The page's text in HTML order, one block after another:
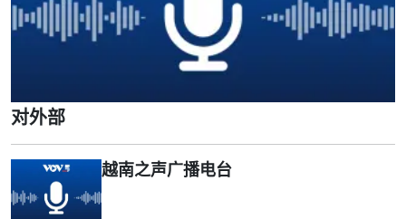
对外部
越南之声广播电台